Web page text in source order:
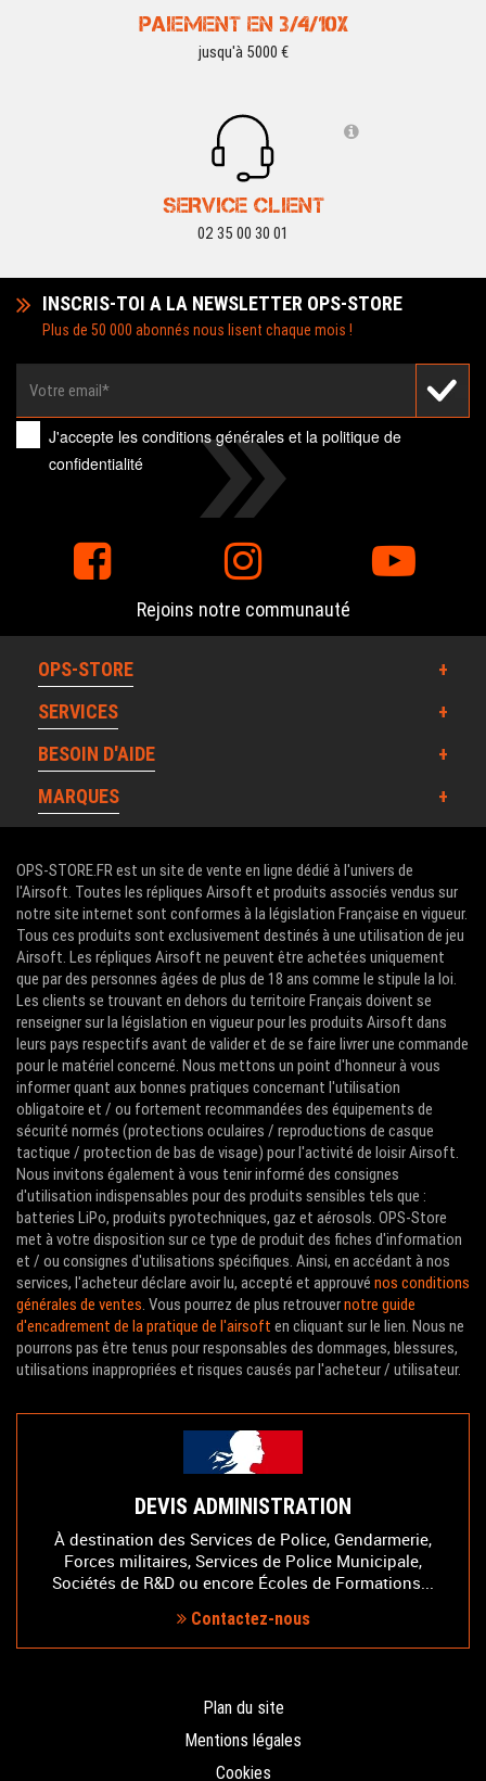
PAIEMENT EN 3/4/10X
jusqu'à 5000 €
SERVICE CLIENT
02 35 00 30 01
INSCRIS-TOI A LA NEWSLETTER OPS-STORE
Plus de 50 000 abonnés nous lisent chaque mois !
J'accepte lesconditions générales et lapolitique de
confidentialité
Rejoins notre communauté
OPS-STORE
SERVICES
BESOIN D'AIDE
MARQUES
OPS-STORE.FR est un site de vente en ligne dédié à l'univers de
l'Airsoft. Toutes les répliques Airsoft et produits associés vendus sur
notre site internet sont conformes à la législation Française en vigueur.
Tous ces produits sont exclusivement destinés à une utilisation de jeu
Airsoft. Les répliques Airsoft ne peuvent être achetées uniquement
que par des personnes âgées de plus de 18 ans comme le stipule la loi.
Les clients se trouvant en dehors du territoire Français doivent se
renseigner sur la législation en vigueur pour les produits Airsoft dans
leurs pays respectifs avant de valider et de se faire livrer une commande
pour le matériel concerné. Nous mettons un point d'honneur à vous
informer quant aux bonnes pratiques concernant l'utilisation
obligatoire et / ou fortement recommandées des équipements de
sécurité normés (protections oculaires / reproductions de casque
tactique / protection de bas de visage) pour l'activité de loisir Airsoft.
Nous invitons également à vous tenir informé des consignes
d'utilisation indispensables pour des produits sensibles tels que :
batteries LiPo, produits pyrotechniques, gaz et aérosols. OPS-Store
met à votre disposition sur ce type de produit des fiches d'information
et / ou consignes d'utilisations spécifiques. Ainsi, en accédant à nos
services, l'acheteur déclare avoir lu, accepté et approuvé nos conditions
générales de ventes . Vous pourrez de plus retrouvernotre guide
d'encadrement de la pratique de l'airsoft en cliquant sur le lien. Nous ne
pourrons pas être tenus pour responsables des dommages, blessures,
utilisations inappropriées et risques causés par l'acheteur / utilisateur.
DEVIS ADMINISTRATION
À destination des Services de Police, Gendarmerie,
Forces militaires, Services de Police Municipale,
Sociétés de R&D ou encore Écoles de Formations...
Contactez-nous
Plan du site
Mentions légales
Cookies